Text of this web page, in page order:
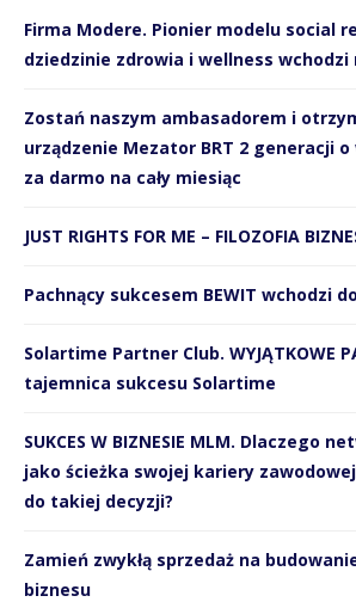
Firma Modere. Pionier modelu social
dziedzinie zdrowia i wellness
Zostań naszym ambasadorem i
urządzenie Mezator BRT 2 generacji o
za darmo na cały miesiąc
JUST RIGHTS FOR ME – FILOZOFIA
Pachnący sukcesem BEWIT wchodzi
Solartime Partner Club. WYJĄTKOWE
tajemnica sukcesu Solartime
SUKCES W BIZNESIE MLM. Dlaczego
jako ścieżka swojej kariery
do takiej decyzji?
Zamień zwykłą sprzedaż na
biznesu